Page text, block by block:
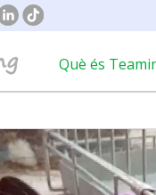
Què és